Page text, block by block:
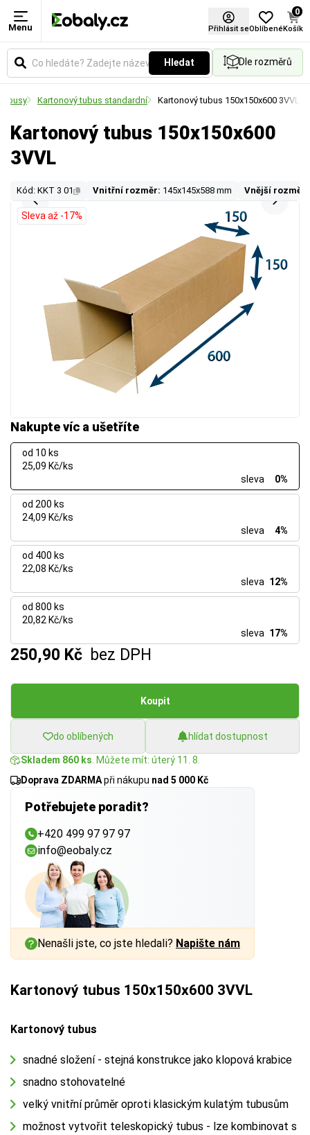
Menu Přihlásit seOblíbené
0
Košík
Hledat Dle rozměrů
Kartonový tubus standardní Kartonový tubus 150x150x600 3VVL
Kartonový tubus 150x150x600
3VVL
Kód: KKT 3 01 Vnitřní rozměr: 145x145x588 mm Vnější rozměr:
Nakupte víc a ušetříte
od 10 ks
25,09 Kč/ks
sleva
0%
od 200 ks
24,09 Kč/ks
sleva
4%
od 400 ks
22,08 Kč/ks
sleva 12%
od 800 ks
20,82 Kč/ks
sleva 17%
250,90 Kč bez DPH
Koupit
do oblíbených hlídat dostupnost
Skladem 860 ks . Můžete mít: úterý 11. 8.
Doprava ZDARMApři nákupu nad 5 000 Kč
Potřebujete poradit?
+420 499 97 97 97
info@eobaly.cz
Nenašli jste, co jste hledali? Napište nám
Sleva až -17%
Kartonový tubus 150x150x600 3VVL
Kartonový tubus
snadné složení - stejná konstrukce jako klopová krabice
snadno stohovatelné
velký vnitřní průměr oproti klasickým kulatým tubusům
možnost vytvořit teleskopický tubus - lze kombinovat s